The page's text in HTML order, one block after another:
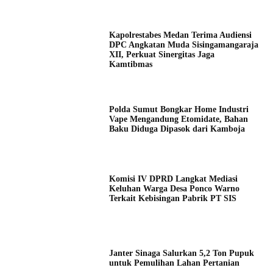
Kapolrestabes Medan Terima Audiensi
DPC Angkatan Muda Sisingamangaraja
XII, Perkuat Sinergitas Jaga
Kamtibmas
Polda Sumut Bongkar Home Industri
Vape Mengandung Etomidate, Bahan
Baku Diduga Dipasok dari Kamboja
Komisi IV DPRD Langkat Mediasi
Keluhan Warga Desa Ponco Warno
Terkait Kebisingan Pabrik PT SIS
Janter Sinaga Salurkan 5,2 Ton Pupuk
untuk Pemulihan Lahan Pertanian